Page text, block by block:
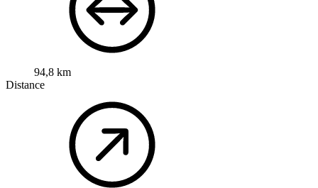
94,8 km
Distance